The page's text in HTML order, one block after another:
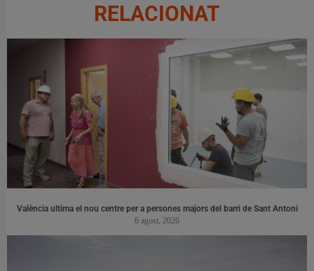
RELACIONAT
València ultima el nou centre per a persones majors del barri de Sant Antoni
6 agost, 2026